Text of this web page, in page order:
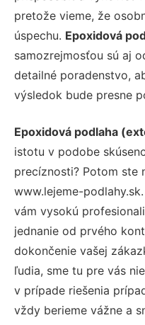
pretože vieme, že
úspechu. Epoxidová
samozrejmosťou sú aj
detailné poradenstvo,
výsledok bude presne
Epoxidová podlaha
istotu v podobe
precíznosti? Potom ste
www.lejeme-
vám vysokú
jednanie od prvého
dokončenie vašej
ľudia, sme tu pre vás
v prípade riešenia
vždy berieme vážne a